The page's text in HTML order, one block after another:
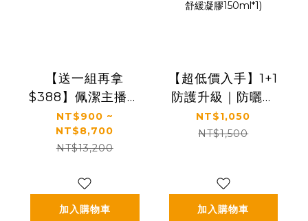
【送一組再拿
$388】佩潔主播推
薦🔥熱銷必買組｜
【KS】凍齡奇肌活
膚露/全效精華/精華
NT$900 ~
NT$8,700
NT$13,200
加入購物車
【超低價入手】1+1
防護升級｜防曬＋
蘆薈一次帶走｜
【KS】1+1完整呵護
★★★★
60ml*1+蘆薈保濕
NT$1,050
NT$1,500
加入購物車